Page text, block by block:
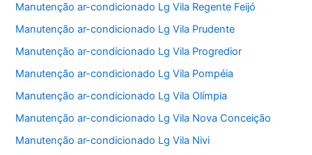
Manutenção ar-condicionado Lg Vila Regente Feijó
Manutenção ar-condicionado Lg Vila Prudente
Manutenção ar-condicionado Lg Vila Progredior
Manutenção ar-condicionado Lg Vila Pompéia
Manutenção ar-condicionado Lg Vila Olímpia
Manutenção ar-condicionado Lg Vila Nova Conceição
Manutenção ar-condicionado Lg Vila Nivi